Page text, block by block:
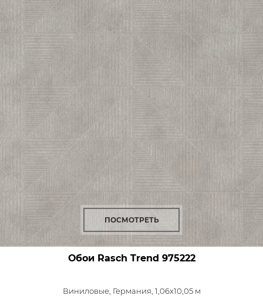
ПОСМОТРЕТЬ
Обои Rasch Trend 975222
Виниловые, Германия, 1,06x10,05 м